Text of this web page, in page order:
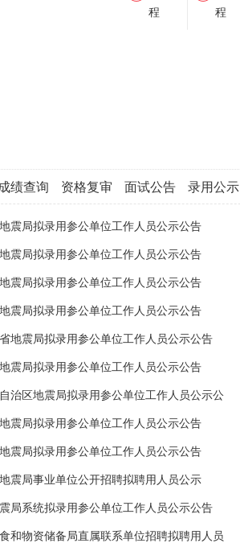
程
程
成绩查询 资格复审 面试公告 录用公示
震局拟录用参公单位工作人员公示公告
震局拟录用参公单位工作人员公示公告
震局拟录用参公单位工作人员公示公告
震局拟录用参公单位工作人员公示公告
地震局拟录用参公单位工作人员公示公告
震局拟录用参公单位工作人员公示公告
治区地震局拟录用参公单位工作人员公示公
震局拟录用参公单位工作人员公示公告
震局拟录用参公单位工作人员公示公告
震局事业单位公开招聘拟聘用人员公示
局系统拟录用参公单位工作人员公示公告
和物资储备局直属联系单位招聘拟聘用人员